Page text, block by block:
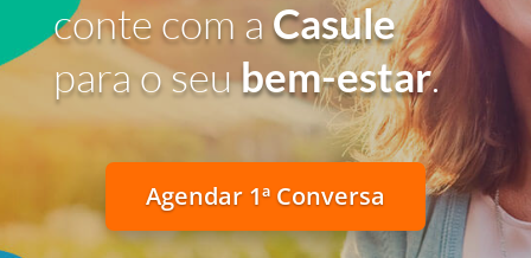
conte com a Casule
para o seubem-estar.
Agendar 1ª Conversa